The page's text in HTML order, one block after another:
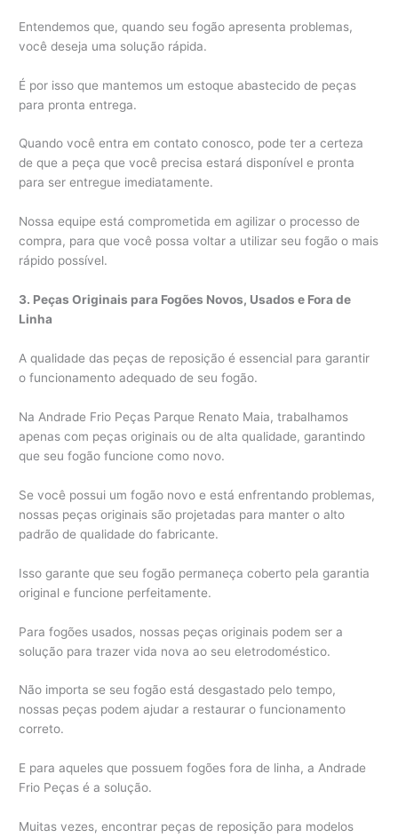
Entendemos que, quando seu fogão apresenta problemas,
você deseja uma solução rápida.
É por isso que mantemos um estoque abastecido de peças
para pronta entrega.
Quando você entra em contato conosco, pode ter a certeza
de que a peça que você precisa estará disponível e pronta
para ser entregue imediatamente.
Nossa equipe está comprometida em agilizar o processo de
compra, para que você possa voltar a utilizar seu fogão o mais
rápido possível.
3. Peças Originais para Fogões Novos, Usados e Fora de
Linha
A qualidade das peças de reposição é essencial para garantir
o funcionamento adequado de seu fogão.
Na Andrade Frio Peças Parque Renato Maia, trabalhamos
apenas com peças originais ou de alta qualidade, garantindo
que seu fogão funcione como novo.
Se você possui um fogão novo e está enfrentando problemas,
nossas peças originais são projetadas para manter o alto
padrão de qualidade do fabricante.
Isso garante que seu fogão permaneça coberto pela garantia
original e funcione perfeitamente.
Para fogões usados, nossas peças originais podem ser a
solução para trazer vida nova ao seu eletrodoméstico.
Não importa se seu fogão está desgastado pelo tempo,
nossas peças podem ajudar a restaurar o funcionamento
correto.
E para aqueles que possuem fogões fora de linha, a Andrade
Frio Peças é a solução.
Muitas vezes, encontrar peças de reposição para modelos